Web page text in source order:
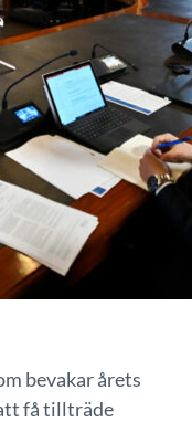
bevakar årets
få tillträde